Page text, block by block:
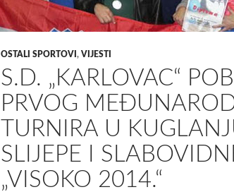
OSTALI SPORTOVI , VIJESTI
S.D. „KARLOVAC“
PRVOG
TURNIRA U
SLIJEPE I
„VISOKO 2014.“